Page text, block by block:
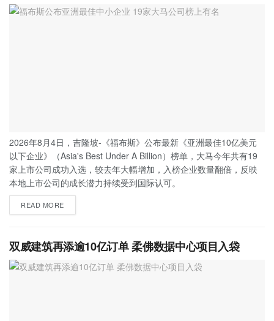
2026年8月4日，吉隆坡-《福布斯》公布最新《亚洲最佳10亿美元
以下企业》（Asia's Best Under A Billion）榜单，大马今年共有19
家上市公司成功入选，较去年大幅增加，入榜企业数量翻倍，反映
本地上市公司的成长潜力持续受到国际认可。
READ MORE
双威建筑再添逾10亿订单 柔佛数据中心项目入袋